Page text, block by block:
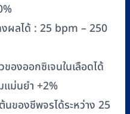
ผลได้ : 25 bpm – 250
องออกซิเจนในเลือดได้
แม่นยำ +2%
นของชีพจรได้ระหว่าง 25